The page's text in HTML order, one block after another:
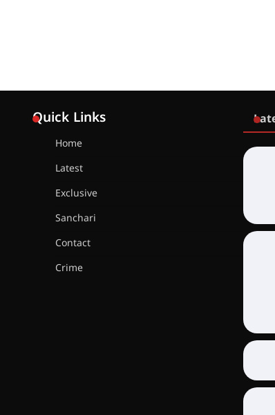
Quick Links
Home
Latest
Exclusive
Sanchari
Contact
Crime